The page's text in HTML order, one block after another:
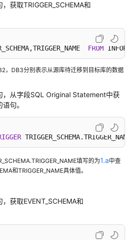
获取TRIGGER_SCHEMA和
FROM
，DB3分别表示从源库待迁移到目标库的数据
，从字段SQL Original Statement中获
句。
填写的为1.a中查
和TRIGGER_NAME具体值。
获取EVENT_SCHEMA和